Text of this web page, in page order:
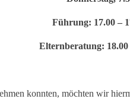
Führung: 17.00 –
Elternberatung:
konnten, möchten wir